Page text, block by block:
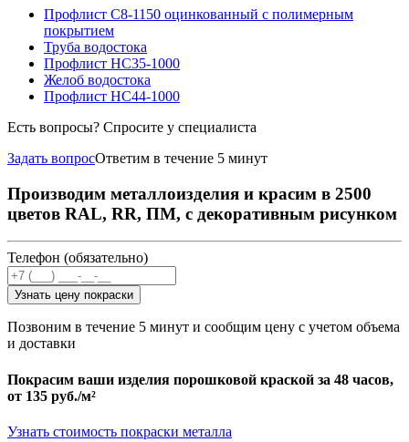
Профлист С8-1150 оцинкованный с полимерным
покрытием
Труба водостока
Профлист НС35-1000
Желоб водостока
Профлист НС44-1000
Есть вопросы? Спросите у специалиста
Задать вопросОтветим в течение 5 минут
Производим металлоизделия и красим в 2500
цветов RAL, RR, ПМ, с декоративным рисунком
Телефон (обязательно)
Узнать цену покраски
Позвоним в течение 5 минут и сообщим цену с учетом объема
и доставки
Покрасим ваши изделия порошковой краской за 48 часов,
от 135 руб./м²
Узнать стоимость покраски металла